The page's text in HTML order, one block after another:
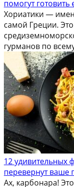
помогут готовить
Хориатики —
самой Греции.
гурманов по
12 удивительных
перевернут ваше
Ах, карбонара!